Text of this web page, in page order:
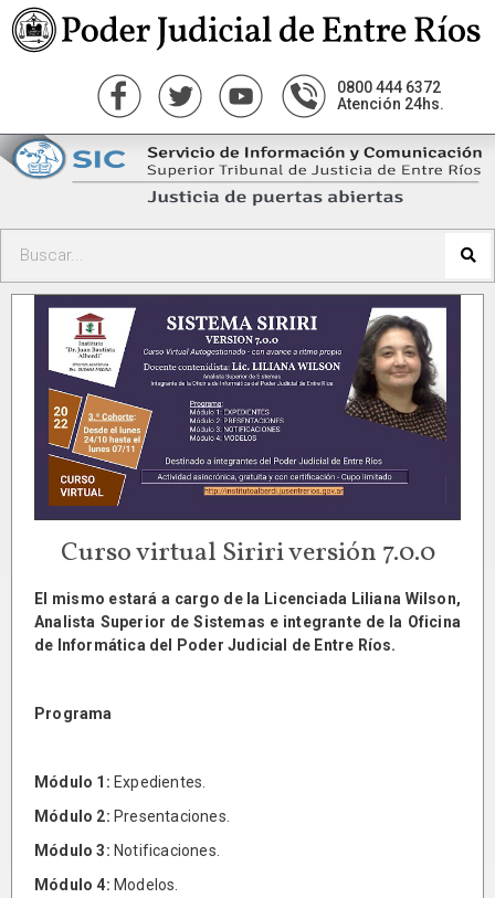
0800 444 6372
Atención 24hs.
Curso virtual Siriri versión 7.0.0
El mismo estará a cargo de la Licenciada Liliana Wilson,
Analista Superior de Sistemas e integrante de la Oficina
de Informática del Poder Judicial de Entre Ríos.
Programa
Módulo 1: Expedientes.
Módulo 2: Presentaciones.
Módulo 3: Notificaciones.
Módulo 4: Modelos.